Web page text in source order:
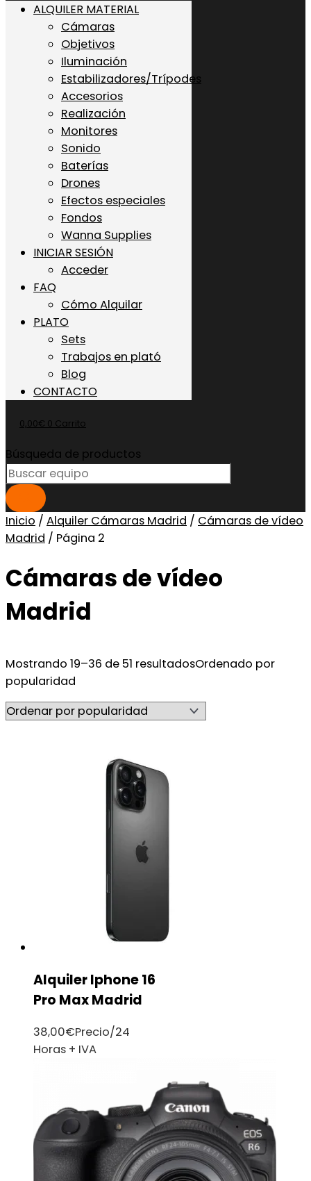
ALQUILER MATERIAL
Cámaras
Objetivos
Iluminación
Estabilizadores/Trípodes
Accesorios
Realización
Monitores
Sonido
Baterías
Drones
Efectos especiales
Fondos
Wanna Supplies
INICIAR SESIÓN
Acceder
FAQ
Cómo Alquilar
PLATO
Sets
Trabajos en plató
Blog
CONTACTO
0,00€ 0 Carrito
Búsqueda de productos
Inicio / Alquiler Cámaras Madrid / Cámaras de vídeo
Madrid / Página 2
Cámaras de vídeo
Madrid
Mostrando 19–36 de 51 resultadosOrdenado por
popularidad
Alquiler Iphone 16
Pro Max Madrid
38,00€Precio/24
Horas + IVA